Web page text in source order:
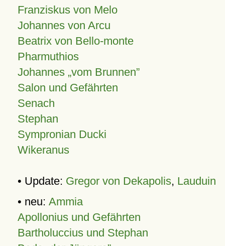
Franziskus von Melo
Johannes von Arcu
Beatrix von Bello-monte
Pharmuthios
Johannes vom Brunnen
Salon und Gefährten
Senach
Stephan
Sympronian Ducki
Wikeranus
• Update: Gregor von Dekapolis, Lauduin
• neu: Ammia
Apollonius und Gefährten
Bartholuccius und Stephan